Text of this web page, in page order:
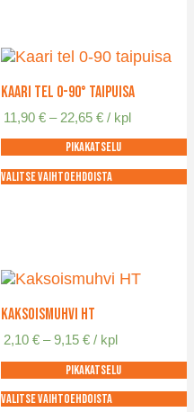
on
useampi
muunnelma.
Voit
tehdä
valinnat
tuotteen
sivulla.
Kaari TEL 0-90° taipuisa
11,90 € – 22,65 €Hintaluokka:
-
/ kpl
Pikakatselu
Valitse vaihtoehdoista
muunnelma.
Voit
tehdä
valinnat
tuotteen
sivulla.
Kaksoismuhvi HT
2,10 € – 9,15 €Hintaluokka:
-
/ kpl
Pikakatselu
Valitse vaihtoehdoista